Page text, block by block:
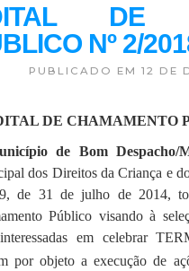
DE
Nº 2/
PUBLICADO EM 12 DE
DE CHAMAMENTO
de Bom Despacho/
dos Direitos da Criança e
de 31 de julho de 2014,
Público visando à
em celebrar
por objeto a execução de